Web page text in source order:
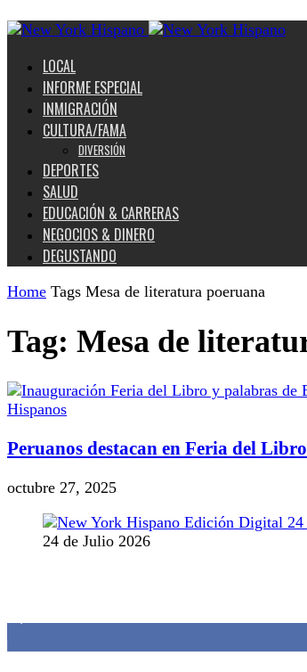
LOCAL
INFORME ESPECIAL
INMIGRACIÓN
CULTURA/FAMA
DIVERSIÓN
DEPORTES
SALUD
EDUCACIÓN & CARRERAS
NEGOCIOS & DINERO
DEGUSTANDO
Home Tags Mesa de literatura poeruana
Tag: Mesa de
Hispanos
Peruanos destacan en Feria del
octubre 27, 2025
24 de Julio 2026